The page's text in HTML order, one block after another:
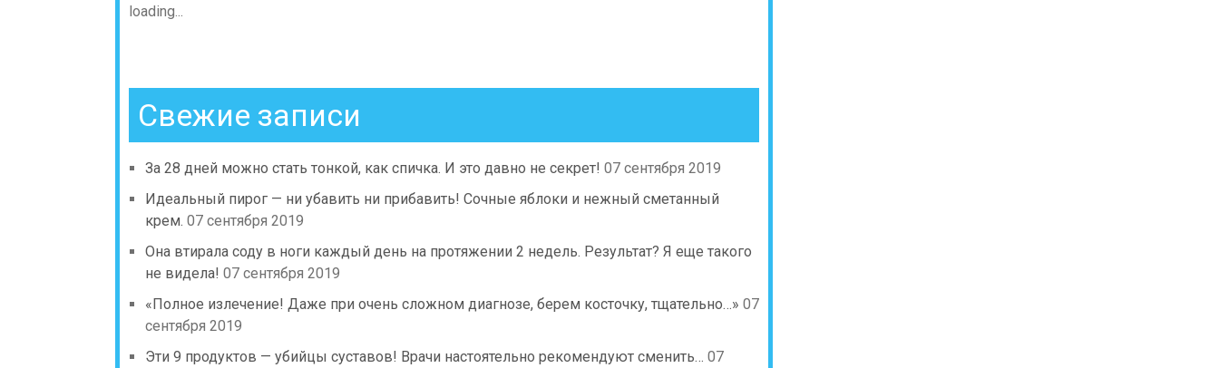
loading...
Свежие записи
За 28 дней можно стать тонкой, как спичка. И это давно не секрет! 07 сентября 2019
Идеальный пирог — ни убавить ни прибавить! Сочные яблоки и нежный сметанный
крем. 07 сентября 2019
Она втирала соду в ноги каждый день на протяжении 2 недель. Результат? Я еще такого
не видела! 07 сентября 2019
«Полное излечение! Даже при очень сложном диагнозе, берем косточку, тщательно…» 07
сентября 2019
Эти 9 продуктов — убийцы суставов! Врачи настоятельно рекомендуют сменить… 07